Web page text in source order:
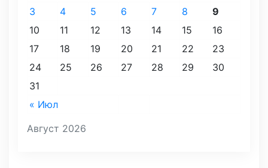
Август 2026
« Июл
3
4 5 6 7 8
9
10
11 12 13 14 15
16
17
18 19 20 21 22
23
24
25 26 27 28 29
30
31